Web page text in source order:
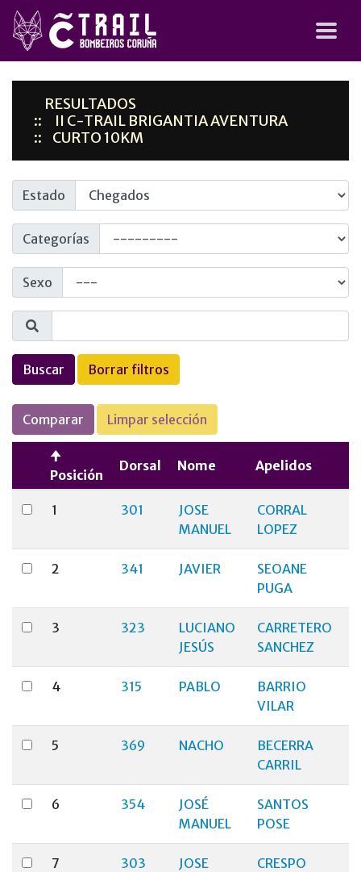
RESULTADOS
II C-TRAIL BRIGANTIA AVENTURA
CURTO 10KM
Estado
Categorías
Sexo
Buscar Borrar filtros
Comparar Limpar selección
Posición
Dorsal Nome Apelidos
1 301
JOSE
MANUEL
CORRAL
LOPEZ
2 341 JAVIER
SEOANE
PUGA
3 323
LUCIANO
JESÚS
CARRETERO
SANCHEZ
4 315 PABLO
BARRIO
VILAR
5 369 NACHO
BECERRA
CARRIL
6 354
JOSÉ
MANUEL
SANTOS
POSE
7 303
JOSE
CRESPO